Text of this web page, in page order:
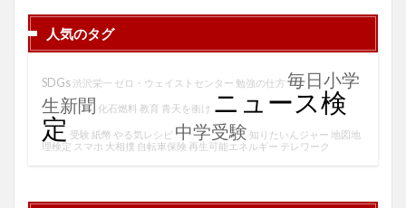
人気のタグ
SDGs 渋沢栄一 ゼロ・ウェイストセンター 勉強の仕方 毎日小学
生新聞 化石燃料 教育 青天を衝け ニュース検
定 受験 紙幣 やる気レシピ 中学受験 知りたいんジャー 地図地
理検定 スマホ 大相撲 自転車保険 再生可能エネルギー テレワーク